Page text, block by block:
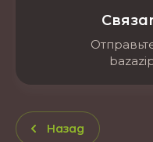
Назад